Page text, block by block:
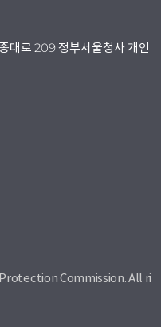
대로 209 정부서울청사 개인
Commission. All ri